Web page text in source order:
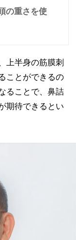
の重さを使
上半身の筋膜刺
ことができるの
ることで、鼻詰
期待できるとい